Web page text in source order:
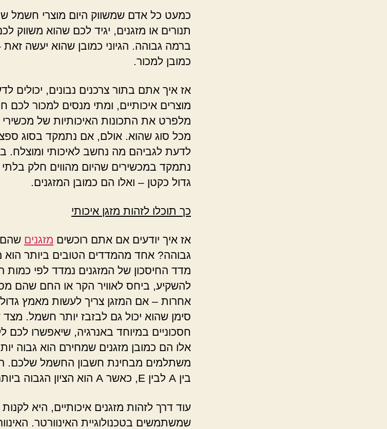
כמעט כל אדם שמשווק היום מוצרי חשמל
תנורים או מזגנים, יגיד לכם שהוא משווק
ברמה גבוהה. הגיוני כמובן שהוא יעשה
כמובן למכור.
אז איך אתם בתור צרכנים נבונים, יכולים
מוצרים איכותיים, ומתי מנסים למכור לכם
מלפרט את התכונות האיכותיות של
מכל סוג שהוא. אולם, אם נתמקד בסוג
לדעת לגביהם מה נחשב לאיכותי ומוצלח.
נתמקד במכשירים שהיום מהווים חלק
גדול כקטן – ואלו הם כמובן המזגנים.
כך תוכלו לזהות מזגן איכותי
אז איך יודעים אם אתם רוכשים מזגנים שהם
גבוהה? אחד מהמדדים הטובים ביותר הוא
מדד החיסכון של המזגנים נמדד לפי כמות
להשקיע, ביחס לאוויר הקר או החם שהם
אחרות – אם המזגן צריך לעשות מאמץ
סימן שהוא יכול גם לבזבז יותר חשמל. מצד
חסכוניים במיוחד באנרגיה, שיאפשרו
אלו הם כמובן מזגנים שמחירם הוא גבוה
משתלמים מבחינת חשבון החשמל שלכם.
בין A לבין E, כאשר A הוא הציון הגבוה ביותר.
עוד דרך לזהות מזגנים איכותיים, היא
שמשתמשים בטכנולוגיית האינוורטר.